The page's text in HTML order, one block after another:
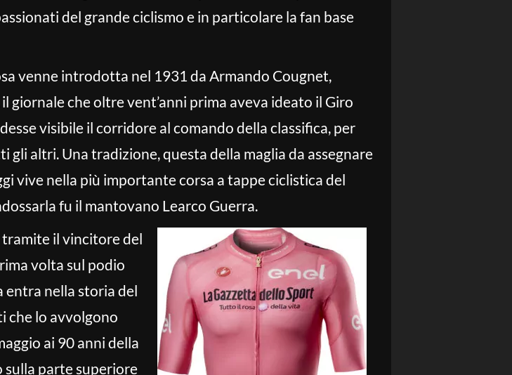
del grande ciclismo e in particolare la fan base
venne introdotta nel 1931 da Armando Cougnet,
giornale che oltre vent’anni prima aveva ideato il Giro
visibile il corridore al comando della classifica, per
altri. Una tradizione, questa della maglia da assegnare
vive nella più importante corsa a tappe ciclistica del
fu il mantovano Learco Guerra.
tramite il vincitore del
volta sul podio
entra nella storia del
che lo avvolgono
ai 90 anni della
sulla parte superiore